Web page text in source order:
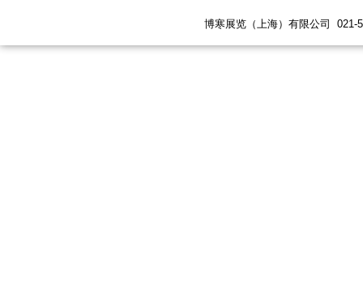
博寒展览（上海）有限公司 021-5447 6198